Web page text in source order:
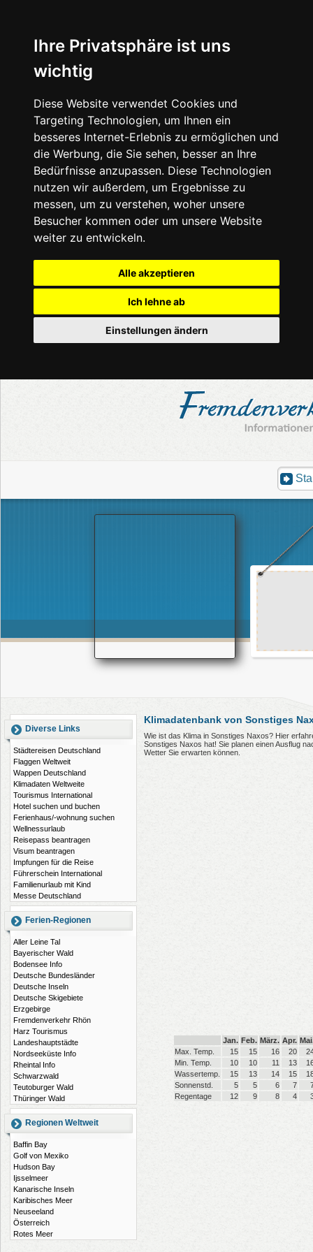
Ihre Privatsphäre ist uns
wichtig
Diese Website verwendet Cookies und
Targeting Technologien, um Ihnen ein
besseres Internet-Erlebnis zu ermöglichen und
die Werbung, die Sie sehen, besser an Ihre
Bedürfnisse anzupassen. Diese Technologien
nutzen wir außerdem, um Ergebnisse zu
messen, um zu verstehen, woher unsere
Besucher kommen oder um unsere Website
weiter zu entwickeln.
Alle akzeptieren
Ich lehne ab
Einstellungen ändern
Diverse Links
Städtereisen Deutschland
Flaggen Weltweit
Wappen Deutschland
Klimadaten Weltweite
Tourismus International
Hotel suchen und buchen
Ferienhaus/-wohnung suchen
Wellnessurlaub
Reisepass beantragen
Visum beantragen
Impfungen für die Reise
Führerschein International
Familienurlaub mit Kind
Messe Deutschland
Ferien-Regionen
Aller Leine Tal
Bayerischer Wald
Bodensee Info
Deutsche Bundesländer
Deutsche Inseln
Deutsche Skigebiete
Erzgebirge
Fremdenverkehr Rhön
Harz Tourismus
Landeshauptstädte
Nordseeküste Info
Rheintal Info
Schwarzwald
Teutoburger Wald
Thüringer Wald
Regionen Weltweit
Baffin Bay
Golf von Mexiko
Hudson Bay
Ijsselmeer
Kanarische Inseln
Karibisches Meer
Neuseeland
Österreich
Rotes Meer
Klimadatenbank von Sonstiges
Wie ist das Klima in Sonstiges Naxos? Hier
Sonstiges Naxos hat! Sie planen einen Ausflug
Wetter Sie erwarten können.
Jan. Feb. März. Apr.
Max. Temp.
15 15 16 20
Min. Temp.
10 10 11 13
Wassertemp.
15 13 14 15
Sonnenstd.
5 5 6 7
Regentage
12 9 8 4